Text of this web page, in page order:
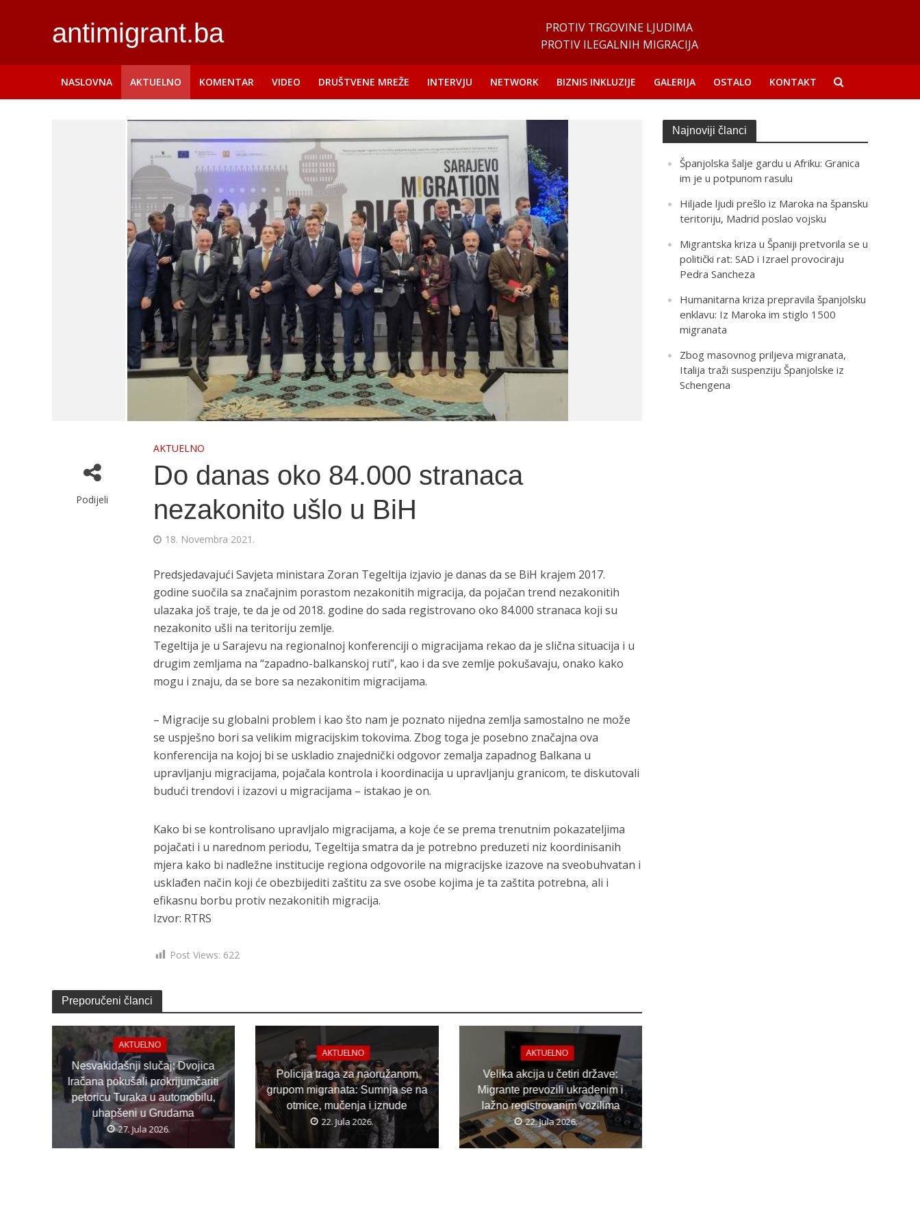
antimigrant.ba
PROTIV TRGOVINE LJUDIMA
PROTIV ILEGALNIH MIGRACIJA
NASLOVNA AKTUELNO KOMENTAR VIDEO DRUŠTVENE MREŽE INTERVJU NETWORK BIZNIS INKLUZIJE GALERIJA OSTALO KONTAKT
Podijeli
AKTUELNO
Do danas oko 84.000 stranaca
nezakonito ušlo u BiH
18. Novembra 2021.
Predsjedavajući Savjeta ministara Zoran Tegeltija izjavio je danas da se BiH krajem 2017.
godine suočila sa značajnim porastom nezakonitih migracija, da pojačan trend nezakonitih
ulazaka još traje, te da je od 2018. godine do sada registrovano oko 84.000 stranaca koji su
nezakonito ušli na teritoriju zemlje.
Tegeltija je u Sarajevu na regionalnoj konferenciji o migracijama rekao da je slična situacija i u
drugim zemljama na “zapadno-balkanskoj ruti”, kao i da sve zemlje pokušavaju, onako kako
mogu i znaju, da se bore sa nezakonitim migracijama.
– Migracije su globalni problem i kao što nam je poznato nijedna zemlja samostalno ne može
se uspješno bori sa velikim migracijskim tokovima. Zbog toga je posebno značajna ova
konferencija na kojoj bi se uskladio znajednički odgovor zemalja zapadnog Balkana u
upravljanju migracijama, pojačala kontrola i koordinacija u upravljanju granicom, te diskutovali
budući trendovi i izazovi u migracijama – istakao je on.
Kako bi se kontrolisano upravljalo migracijama, a koje će se prema trenutnim pokazateljima
pojačati i u narednom periodu, Tegeltija smatra da je potrebno preduzeti niz koordinisanih
mjera kako bi nadležne institucije regiona odgovorile na migracijske izazove na sveobuhvatan i
usklađen način koji će obezbijediti zaštitu za sve osobe kojima je ta zaštita potrebna, ali i
efikasnu borbu protiv nezakonitih migracija.
Izvor: RTRS
Post Views: 622
Preporučeni članci
AKTUELNO
Nesvakidašnji slučaj: Dvojica
Iračana pokušali prokrijumčariti
petoricu Turaka u automobilu,
uhapšeni u Grudama
27. Jula 2026.
AKTUELNO
Policija traga za naoružanom
grupom migranata: Sumnja se na
otmice, mučenja i iznude
22. Jula 2026.
AKTUELNO
Velika akcija u četiri države:
Migrante prevozili ukradenim i
lažno registrovanim vozilima
22. Jula 2026.
Najnoviji članci
Španjolska šalje gardu u Afriku: Granica
im je u potpunom rasulu
Hiljade ljudi prešlo iz Maroka na špansku
teritoriju, Madrid poslao vojsku
Migrantska kriza u Španiji pretvorila se u
politički rat: SAD i Izrael provociraju
Pedra Sancheza
Humanitarna kriza prepravila španjolsku
enklavu: Iz Maroka im stiglo 1500
migranata
Zbog masovnog priljeva migranata,
Italija traži suspenziju Španjolske iz
Schengena